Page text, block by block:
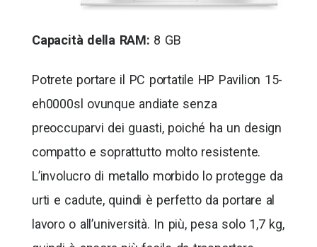
Capacità della RAM: 8 GB
Potrete portare il PC portatile HP Pavilion 15-
eh0000sl ovunque andiate senza
preoccuparvi dei guasti, poiché ha un design
compatto e soprattutto molto resistente.
L’involucro di metallo morbido lo protegge da
urti e cadute, quindi è perfetto da portare al
lavoro o all’università. In più, pesa solo 1,7 kg,